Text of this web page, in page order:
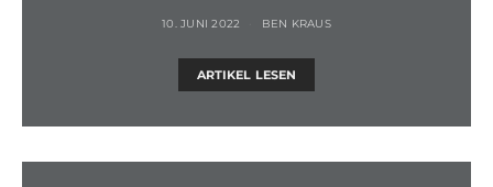
10. JUNI 2022 BEN KRAUS
ARTIKEL LESEN